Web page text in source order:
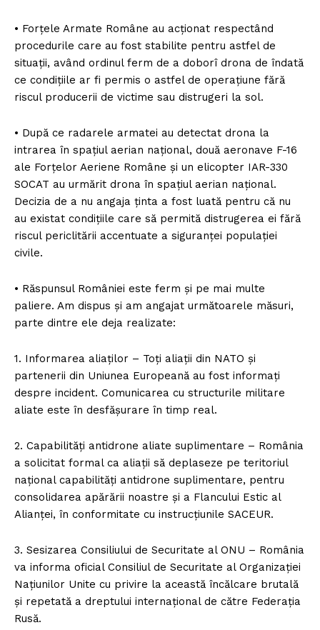
• Forțele Armate Române au acționat respectând
procedurile care au fost stabilite pentru astfel de
situații, având ordinul ferm de a doborî drona de îndată
ce condițiile ar fi permis o astfel de operațiune fără
riscul producerii de victime sau distrugeri la sol.
• După ce radarele armatei au detectat drona la
intrarea în spațiul aerian național, două aeronave F-16
ale Forțelor Aeriene Române și un elicopter IAR-330
SOCAT au urmărit drona în spațiul aerian național.
Decizia de a nu angaja ținta a fost luată pentru că nu
au existat condițiile care să permită distrugerea ei fără
riscul periclitării accentuate a siguranței populației
civile.
• Răspunsul României este ferm și pe mai multe
paliere. Am dispus și am angajat următoarele măsuri,
parte dintre ele deja realizate:
1. Informarea aliaților – Toți aliații din NATO și
partenerii din Uniunea Europeană au fost informați
despre incident. Comunicarea cu structurile militare
aliate este în desfășurare în timp real.
2. Capabilități antidrone aliate suplimentare – România
a solicitat formal ca aliații să deplaseze pe teritoriul
național capabilități antidrone suplimentare, pentru
consolidarea apărării noastre și a Flancului Estic al
Alianței, în conformitate cu instrucțiunile SACEUR.
3. Sesizarea Consiliului de Securitate al ONU – România
va informa oficial Consiliul de Securitate al Organizației
Națiunilor Unite cu privire la această încălcare brutală
și repetată a dreptului internațional de către Federația
Rusă.